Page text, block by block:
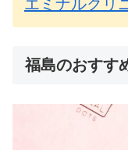
エミナルクリ
福島のおすす